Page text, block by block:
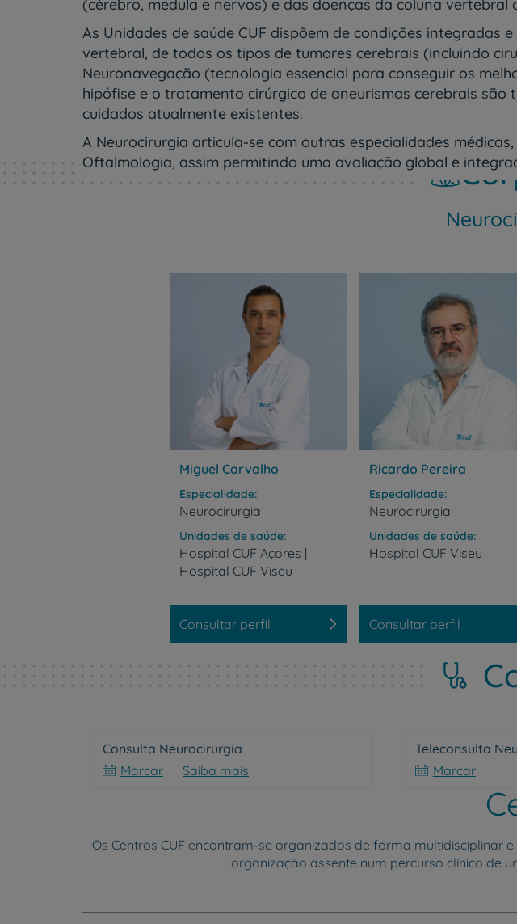
Grandes
Serviços
My CUF
Clientes e
Para
Contacte-nos
(cérebro, medula e nervos) e das doenças da coluna
As Unidades de saúde CUF dispõem de condições
vertebral, de todos os tipos de tumores cerebrais (incluindo
Neuronavegação (tecnologia essencial para conseguir os
hipófise e o tratamento cirúrgico de aneurismas cerebrais
cuidados atualmente existentes.
A Neurocirurgia articula-se com outras especialidades
Oftalmologia, assim permitindo uma avaliação global e
Miguel Carvalho
Especialidade
Neurocirurgia
Unidades de saúde
Hospital CUF Açores |
Hospital CUF Viseu
Consultar perfil
Ricardo Pereira
Especialidade
Neurocirurgia
Unidades de saúde
Hospital CUF Viseu
Consultar perfil
Consulta Neurocirurgia
Marcar
Saiba mais
Teleconsulta
Marcar
Os Centros CUF encontram-se organizados de forma
organização assente num percurso clínico de